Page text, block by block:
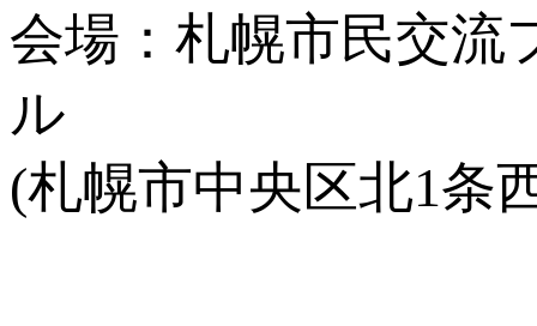
会場：札幌市民交流
ル
(札幌市中央区北1条